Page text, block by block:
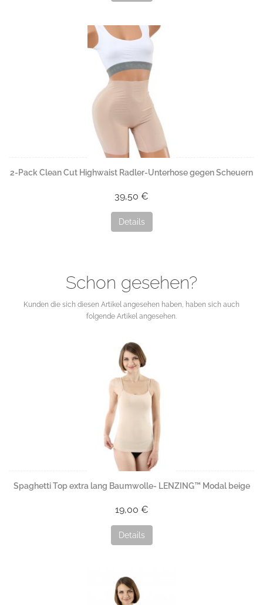
2-Pack Clean Cut Highwaist Radler-Unterhose gegen Scheuern
39,50 €
Details
Schon gesehen?
Kunden die sich diesen Artikel angesehen haben, haben sich auch
folgende Artikel angesehen.
Spaghetti Top extra lang Baumwolle- LENZING™ Modal beige
19,00 €
Details